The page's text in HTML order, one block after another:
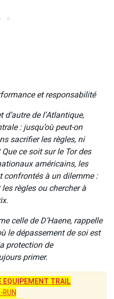
et responsabilité
de l’Atlantique,
: jusqu’où peut-on
sacrifier les règles, ni
ce soit sur le Tor des
américains, les
à un dilemme :
règles ou chercher à
celle de D’Haene, rappelle
le dépassement de soi est
protection de
primer.
TRAIL
RUN